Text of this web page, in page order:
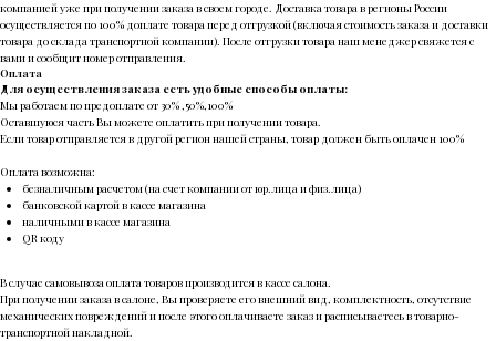
компанией уже при получении заказа в своем городе. Доставка товара в регионы России
осуществляется по 100% доплате товара перед отгрузкой (включая стоимость заказа и доставки
товара до склада транспортной компании). После отгрузки товара наш менеджер свяжется с
вами и сообщит номер отправления.
Оплата
Для осуществления заказа есть удобные способы оплаты:
Мы работаем по предоплате от 30% ,50%,100%
Оставшуюся часть Вы можете оплатить при получении товара.
Если товар отправляется в другой регион нашей страны, товар должен быть оплачен 100%
Оплата возможна:
безналичным расчетом (на счет компании от юр.лица и физ.лица)
банковской картой в кассе магазина
наличными в кассе магазина
QR коду
В случае самовывоза оплата товаров производится в кассе салона.
При получении заказа в салоне, Вы проверяете его внешний вид, комплектность, отсутствие
механических повреждений и после этого оплачиваете заказ и расписываетесь в товарно-
транспортной накладной.